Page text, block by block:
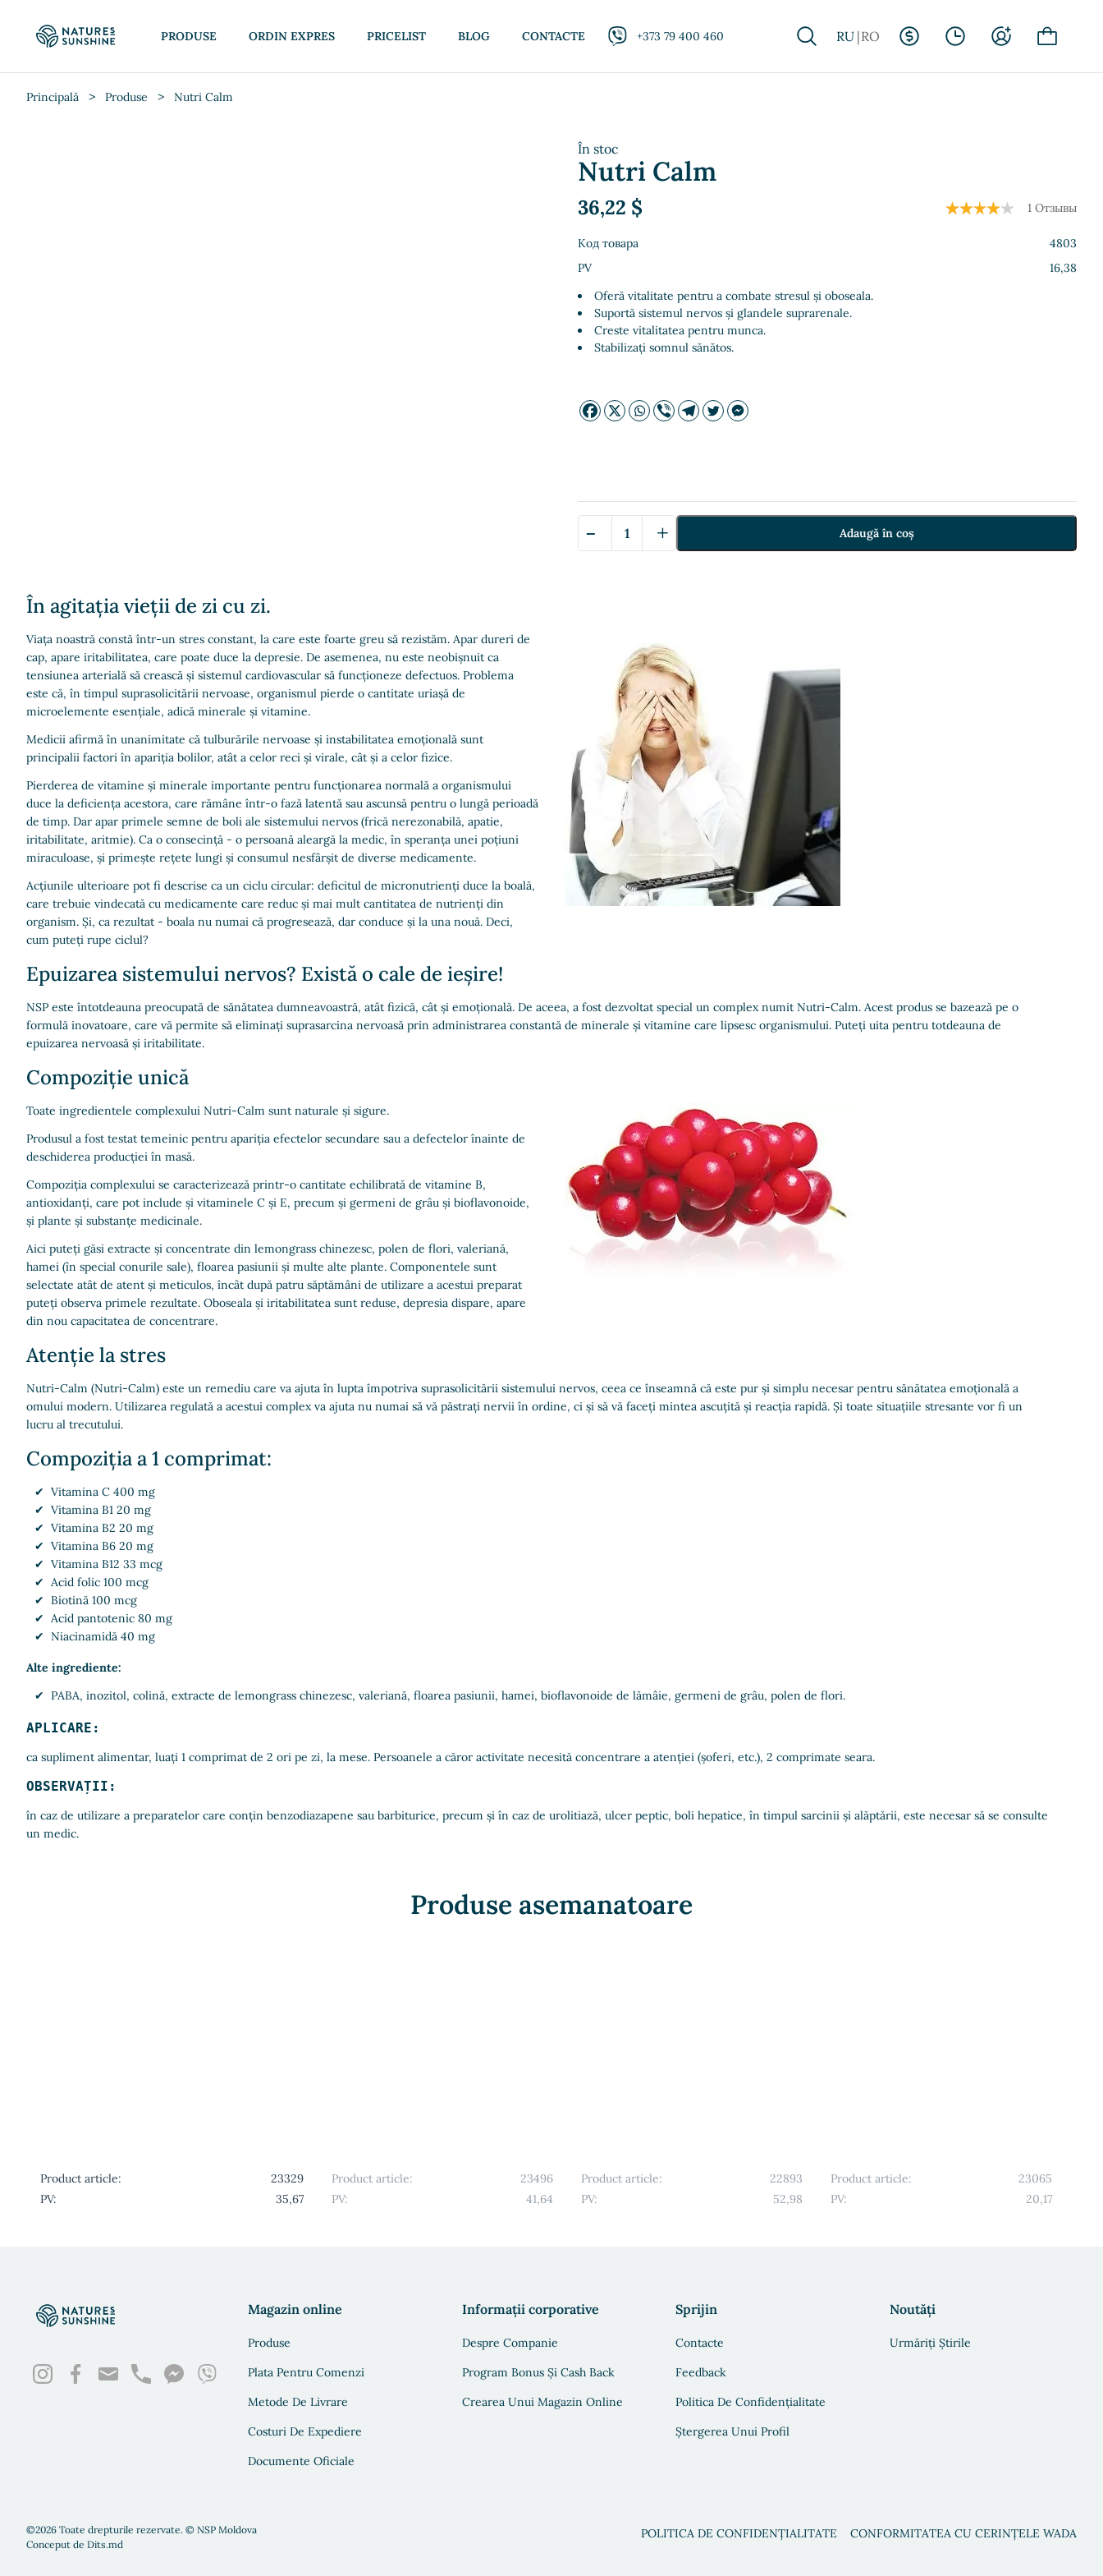
PRODUSE ORDIN EXPRES PRICELIST BLOG CONTACTE +373 79 400 460 RU RO
Principală > Produse > Nutri Calm
În stoc
Nutri Calm
36,22 $ 1 Отзывы
Код товара
4803
PV
16,38
Oferă vitalitate pentru a combate stresul și oboseala.
Suportă sistemul nervos și glandele suprarenale.
Creste vitalitatea pentru munca.
Stabilizați somnul sănătos.
-
Nutri
+ Adaugă în coș
În agitația vieții de zi cu zi.
Viața noastră constă într-un stres constant, la care este foarte greu să rezistăm. Apar dureri de
cap, apare iritabilitatea, care poate duce la depresie. De asemenea, nu este neobișnuit ca
tensiunea arterială să crească și sistemul cardiovascular să funcționeze defectuos. Problema
este că, în timpul suprasolicitării nervoase, organismul pierde o cantitate uriașă de
microelemente esențiale, adică minerale și vitamine.
Medicii afirmă în unanimitate că tulburările nervoase și instabilitatea emoțională sunt
principalii factori în apariția bolilor, atât a celor reci și virale, cât și a celor fizice.
Pierderea de vitamine și minerale importante pentru funcționarea normală a organismului
duce la deficiența acestora, care rămâne într-o fază latentă sau ascunsă pentru o lungă perioadă
de timp. Dar apar primele semne de boli ale sistemului nervos (frică nerezonabilă, apatie,
iritabilitate, aritmie). Ca o consecință - o persoană aleargă la medic, în speranța unei poțiuni
miraculoase, și primește rețete lungi și consumul nesfârșit de diverse medicamente.
Acțiunile ulterioare pot fi descrise ca un ciclu circular: deficitul de micronutrienți duce la boală,
care trebuie vindecată cu medicamente care reduc și mai mult cantitatea de nutrienți din
organism. Și, ca rezultat - boala nu numai că progresează, dar conduce și la una nouă. Deci,
cum puteți rupe ciclul?
Epuizarea sistemului nervos? Există o cale de ieșire!
NSP este întotdeauna preocupată de sănătatea dumneavoastră, atât fizică, cât și emoțională. De aceea, a fost dezvoltat special un complex numit Nutri-Calm. Acest produs se bazează pe o
formulă inovatoare, care vă permite să eliminați suprasarcina nervoasă prin administrarea constantă de minerale și vitamine care lipsesc organismului. Puteți uita pentru totdeauna de
epuizarea nervoasă și iritabilitate.
Compoziție unică
Toate ingredientele complexului Nutri-Calm sunt naturale și sigure.
Produsul a fost testat temeinic pentru apariția efectelor secundare sau a defectelor înainte de
deschiderea producției în masă.
Compoziția complexului se caracterizează printr-o cantitate echilibrată de vitamine B,
antioxidanți, care pot include și vitaminele C și E, precum și germeni de grâu și bioflavonoide,
și plante și substanțe medicinale.
Aici puteți găsi extracte și concentrate din lemongrass chinezesc, polen de flori, valeriană,
hamei (în special conurile sale), floarea pasiunii și multe alte plante. Componentele sunt
selectate atât de atent și meticulos, încât după patru săptămâni de utilizare a acestui preparat
puteți observa primele rezultate. Oboseala și iritabilitatea sunt reduse, depresia dispare, apare
din nou capacitatea de concentrare.
Atenție la stres
Nutri-Calm (Nutri-Calm) este un remediu care va ajuta în lupta împotriva suprasolicitării sistemului nervos, ceea ce înseamnă că este pur și simplu necesar pentru sănătatea emoțională a
omului modern. Utilizarea regulată a acestui complex va ajuta nu numai să vă păstrați nervii în ordine, ci și să vă faceți mintea ascuțită și reacția rapidă. Și toate situațiile stresante vor fi un
lucru al trecutului.
Compoziția a 1 comprimat:
Vitamina C 400 mg
Vitamina B1 20 mg
Vitamina B2 20 mg
Vitamina B6 20 mg
Vitamina B12 33 mcg
Acid folic 100 mcg
Biotină 100 mcg
Acid pantotenic 80 mg
Niacinamidă 40 mg
Alte ingrediente:
PABA, inozitol, colină, extracte de lemongrass chinezesc, valeriană, floarea pasiunii, hamei, bioflavonoide de lămâie, germeni de grâu, polen de flori.
APLICARE:
ca supliment alimentar, luați 1 comprimat de 2 ori pe zi, la mese. Persoanele a căror activitate necesită concentrare a atenției (șoferi, etc.), 2 comprimate seara.
OBSERVAȚII:
în caz de utilizare a preparatelor care conțin benzodiazapene sau barbiturice, precum și în caz de urolitiază, ulcer peptic, boli hepatice, în timpul sarcinii și alăptării, este necesar să se consulte
un medic.
Produse asemanatoare
Product article:
23329
PV:
35,67
Product article:
23496
PV:
41,64
Product article:
22893
PV:
52,98
Product article:
23065
PV:
20,17
Magazin online
Produse
Plata Pentru Comenzi
Metode De Livrare
Costuri De Expediere
Documente Oficiale
Informații corporative
Despre Companie
Program Bonus Și Cash Back
Crearea Unui Magazin Online
Sprijin
Contacte
Feedback
Politica De Confidențialitate
Ștergerea Unui Profil
Noutăți
Urmăriți Știrile
©2026 Toate drepturile rezervate. © NSP Moldova
Conceput de Dits.md
POLITICA DE CONFIDENȚIALITATE CONFORMITATEA CU CERINȚELE WADA